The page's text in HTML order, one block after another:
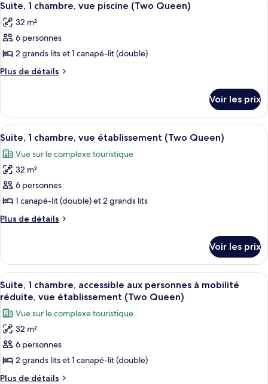
grand
lit
et
1
canapé-
lit,
personnes
à
mobilité
réduite
de
Suite,
grand
lit
et
lit,
aux
personnes
à
mobilité
réduite
toutes
les
photos
pour
ce
chambre :
Suite,
1
chambre,
vue
piscine
(Two
Queen)
5
Suite, 1 chambre, vue piscine (Two Queen)
32 m²
6 personnes
2 grands lits et 1 canapé-lit (double)
Plus de détails
Plus
le
type
de
Suite,
vue
piscine
Queen)
Voir les prix
Afficher
toutes
les
photos
pour
ce
type
de
Suite,
chambre,
vue
établissement
(Two
Queen)
Une chambre d’hôtel avec deux lits,
5
Suite, 1 chambre, vue établissement (Two Queen)
Vue sur le complexe touristique
32 m²
6 personnes
1 canapé-lit (double) et 2 grands lits
Plus de détails
Plus
le
type
de
chambre
chambre,
vue
établissement
(Two
Voir les prix
Afficher
toutes
les
photos
pour
ce
type
de
Une chambre d’hôtel avec deux lits,
4
Suite, 1 chambre, accessible aux personnes à mobilité
réduite, vue établissement (Two Queen)
Vue sur le complexe touristique
32 m²
6 personnes
2 grands lits et 1 canapé-lit (double)
Plus de détails
Plus